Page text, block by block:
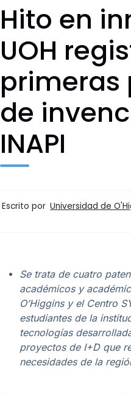
Hito en
UOH
primeras
de
INAPI
Escrito por Universidad de
Se trata de cuatro
académicos y
O’Higgins y el Centro
estudiantes de la
tecnologías
proyectos de I+D que
necesidades de la